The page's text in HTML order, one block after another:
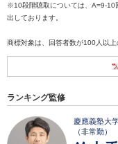
※10段階聴取については、A=9-10
出しております。
商標対象は、回答者数が100人以上
ランキング監修
慶應義塾大
（非常勤）